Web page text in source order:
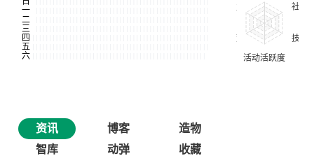
资讯 博客
造物
智库
动弹
收藏